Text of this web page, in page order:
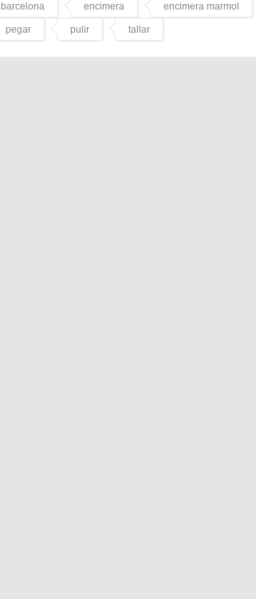
barcelona encimera encimera marmol
pegar pulir tallar